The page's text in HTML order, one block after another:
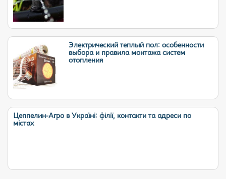
Электрический теплый пол: особенности
выбора и правила монтажа систем
отопления
Цеппелин-Агро в Україні: філії, контакти та адреси по
містах